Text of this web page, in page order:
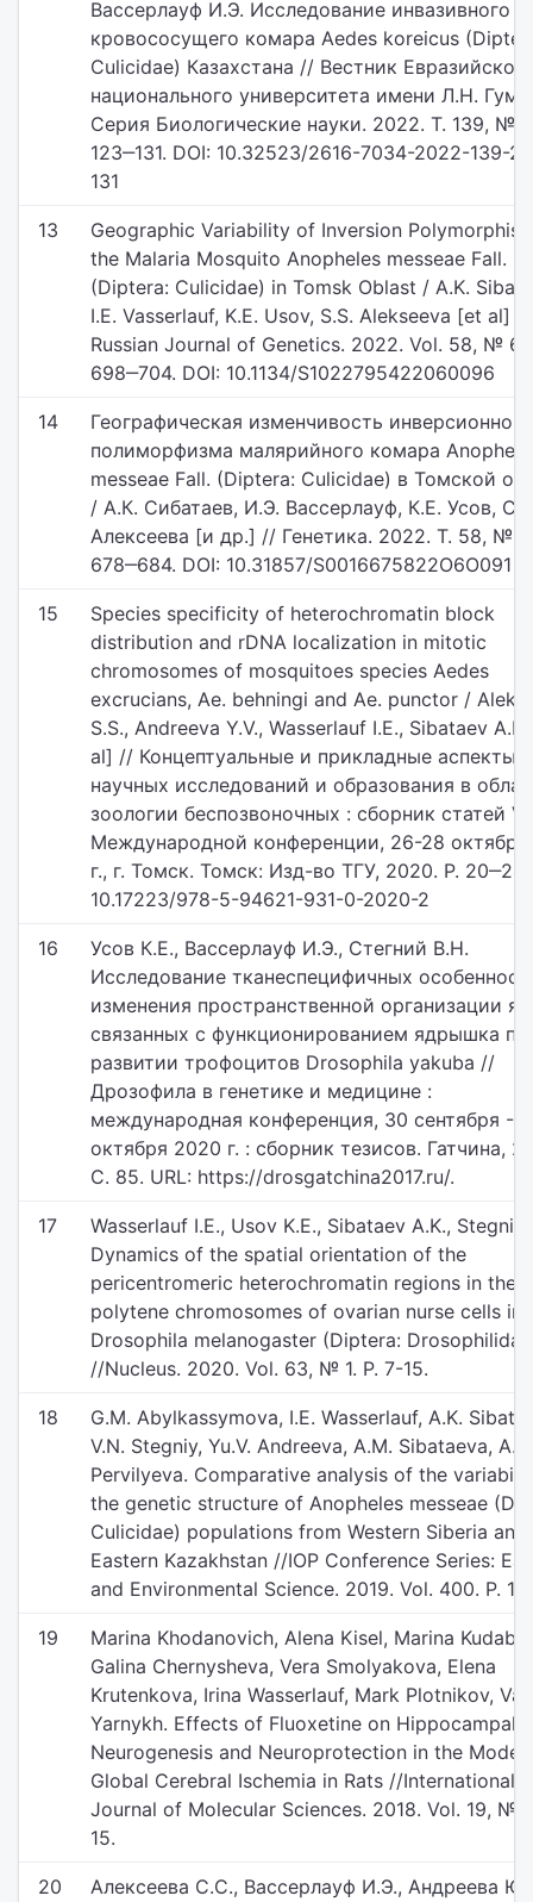
Вассерлауф И.Э. Исследование инвазивного
кровососущего комара Aedes koreicus
Culicidae) Казахстана // Вестник
национального университета имени Л.Н.
Серия Биологические науки. 2022. Т. 139, №
123‒131. DOI: 10.32523/2616-7034-2022-139-
131
13
Geographic Variability of Inversion
the Malaria Mosquito Anopheles messeae Fall.
(Diptera: Culicidae) in Tomsk Oblast / A.K.
I.E. Vasserlauf, K.E. Usov, S.S. Alekseeva [et al] //
Russian Journal of Genetics. 2022. Vol. 58, № 6.
698‒704. DOI: 10.1134/S1022795422060096
14
Географическая изменчивость инверсионного
полиморфизма малярийного комара
messeae Fall. (Diptera: Culicidae) в Томской
/ А.К. Сибатаев, И.Э. Вассерлауф, К.Е. Усов,
Алексеева [и др.] // Генетика. 2022. Т. 58, №
678‒684. DOI: 10.31857/S0016675822O6O091
15
Species specificity of heterochromatin block
distribution and rDNA localization in mitotic
chromosomes of mosquitoes species Aedes
excrucians, Ae. behningi and Ae. punctor /
S.S., Andreeva Y.V., Wasserlauf I.E., Sibataev
al] // Концептуальные и прикладные аспекты
научных исследований и образования в
зоологии беспозвоночных : сборник статей V
Международной конференции, 26-28
г., г. Томск. Томск: Изд-во ТГУ, 2020. P. 20‒24.
10.17223/978-5-94621-931-0-2020-2
16
Усов К.Е., Вассерлауф И.Э., Стегний В.Н.
Исследование тканеспецифичных
изменения пространственной организации
связанных с функционированием ядрышка
развитии трофоцитов Drosophila yakuba //
Дрозофила в генетике и медицине :
международная конференция, 30 сентября - 2
октября 2020 г. : сборник тезисов. Гатчина,
С. 85. URL: https://drosgatchina2017.ru/.
17
Wasserlauf I.E., Usov K.E., Sibataev A.K., Stegniy
Dynamics of the spatial orientation of the
pericentromeric heterochromatin regions in the
polytene chromosomes of ovarian nurse cells in
Drosophila melanogaster (Diptera:
//Nucleus. 2020. Vol. 63, № 1. P. 7-15.
18
G.M. Abylkassymova, I.E. Wasserlauf, A.K.
V.N. Stegniy, Yu.V. Andreeva, A.M. Sibataeva, A.V.
Pervilyeva. Comparative analysis of the
the genetic structure of Anopheles messeae
Culicidae) populations from Western Siberia and
Eastern Kazakhstan //IOP Conference Series:
and Environmental Science. 2019. Vol. 400. P. 1-
19
Marina Khodanovich, Alena Kisel, Marina
Galina Chernysheva, Vera Smolyakova, Elena
Krutenkova, Irina Wasserlauf, Mark Plotnikov,
Yarnykh. Effects of Fluoxetine on Hippocampal
Neurogenesis and Neuroprotection in the Model
Global Cerebral Ischemia in Rats //International
Journal of Molecular Sciences. 2018. Vol. 19, №
15.
20
Алексеева С.С., Вассерлауф И.Э., Андреева